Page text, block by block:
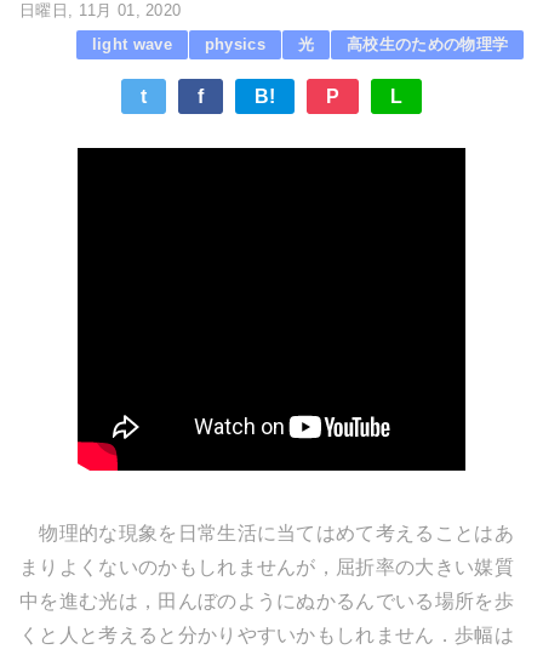
日曜日, 11月 01, 2020
light wave
physics 光 高校生のための物理学
t f B! P L
物理的な現象を日常生活に当てはめて考えることはあ
まりよくないのかもしれませんが，屈折率の大きい媒質
中を進む光は，田んぼのようにぬかるんでいる場所を歩
くと人と考えると分かりやすいかもしれません．歩幅は